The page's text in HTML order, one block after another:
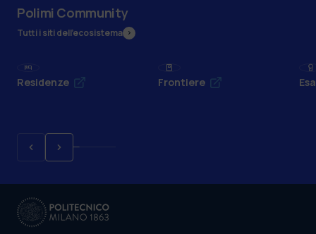
Polimi Community
Tutti i siti dell’ecosistema
Residenze Frontiere